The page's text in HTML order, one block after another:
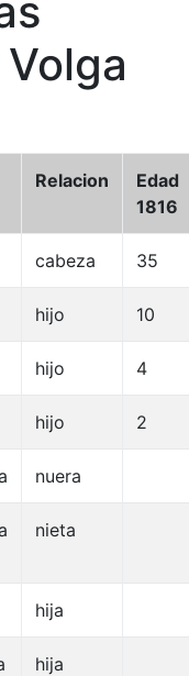
Relacion
Edad
1816
cabeza 35
hijo 10
hijo 4
hijo 2
nuera
nieta
hija
hija